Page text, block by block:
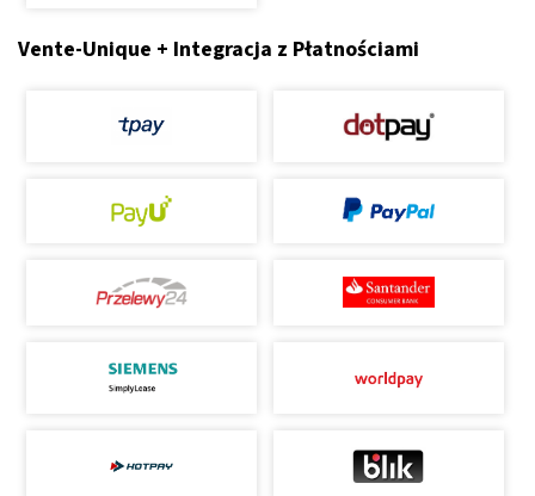
Vente-Unique + Integracja z Płatnościami